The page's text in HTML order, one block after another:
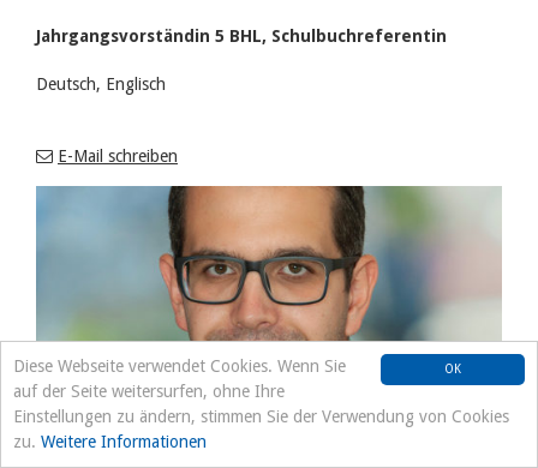
OK
Diese Webseite verwendet Cookies. Wenn Sie
auf der Seite weitersurfen, ohne Ihre
Einstellungen zu ändern, stimmen Sie der Verwendung von Cookies
zu. Weitere Informationen
Jahrgangsvorständin 5 BHL, Schulbuchreferentin
Deutsch, Englisch
E-Mail schreiben